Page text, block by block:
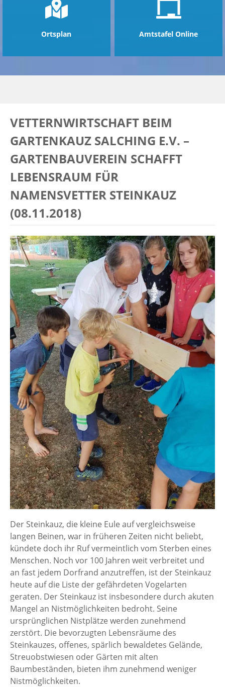
Ortsplan Amtstafel Online
VETTERNWIRTSCHAFT BEIM
GARTENKAUZ SALCHING E.V. –
GARTENBAUVEREIN SCHAFFT
LEBENSRAUM FÜR
NAMENSVETTER STEINKAUZ
(08.11.2018)
Der Steinkauz, die kleine Eule auf vergleichsweise
langen Beinen, war in früheren Zeiten nicht beliebt,
kündete doch ihr Ruf vermeintlich vom Sterben eines
Menschen. Noch vor 100 Jahren weit verbreitet und
an fast jedem Dorfrand anzutreffen, ist der Steinkauz
heute auf die Liste der gefährdeten Vogelarten
geraten. Der Steinkauz ist insbesondere durch akuten
Mangel an Nistmöglichkeiten bedroht. Seine
ursprünglichen Nistplätze werden zunehmend
zerstört. Die bevorzugten Lebensräume des
Steinkauzes, offenes, spärlich bewaldetes Gelände,
Streuobstwiesen oder Gärten mit alten
Baumbeständen, bieten ihm zunehmend weniger
Nistmöglichkeiten.